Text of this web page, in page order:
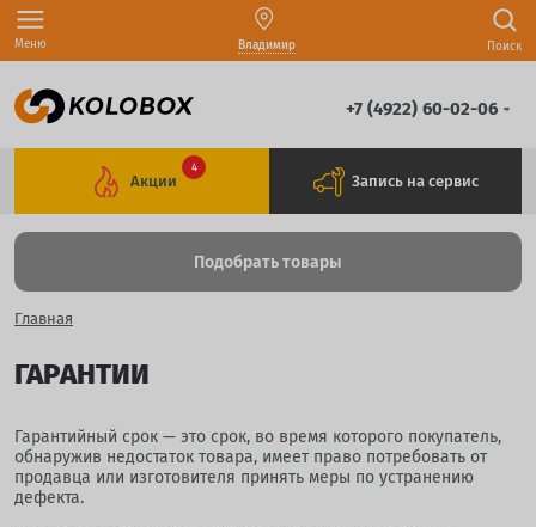
Меню Владимир Поиск
+7 (4922) 60-02-06
Акции
4
Запись на сервис
Подобрать товары
Главная
ГАРАНТИИ
Гарантийный срок — это срок, во время которого покупатель,
обнаружив недостаток товара, имеет право потребовать от
продавца или изготовителя принять меры по устранению
дефекта.